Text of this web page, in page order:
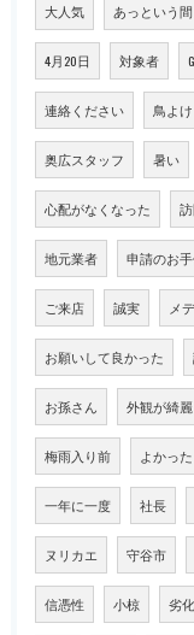
大人気 あっという間
4月20日 対象者
連絡ください 鳥よけ
奥広スタッフ 暑い
心配がなくなった
地元業者 申請のお
ご来店 誠実 メ
お願いして良かった
お孫さん 外観が綺麗
梅雨入り前 よかった
一年に一度 社長
ヌリカエ 守谷市
信憑性 小椋 劣化